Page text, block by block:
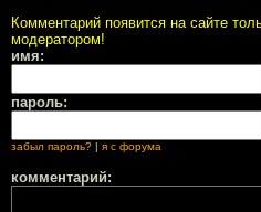
Комментарий появится на сайте
модератором!
имя:
пароль:
забыл пароль? | я с форума
комментарий: